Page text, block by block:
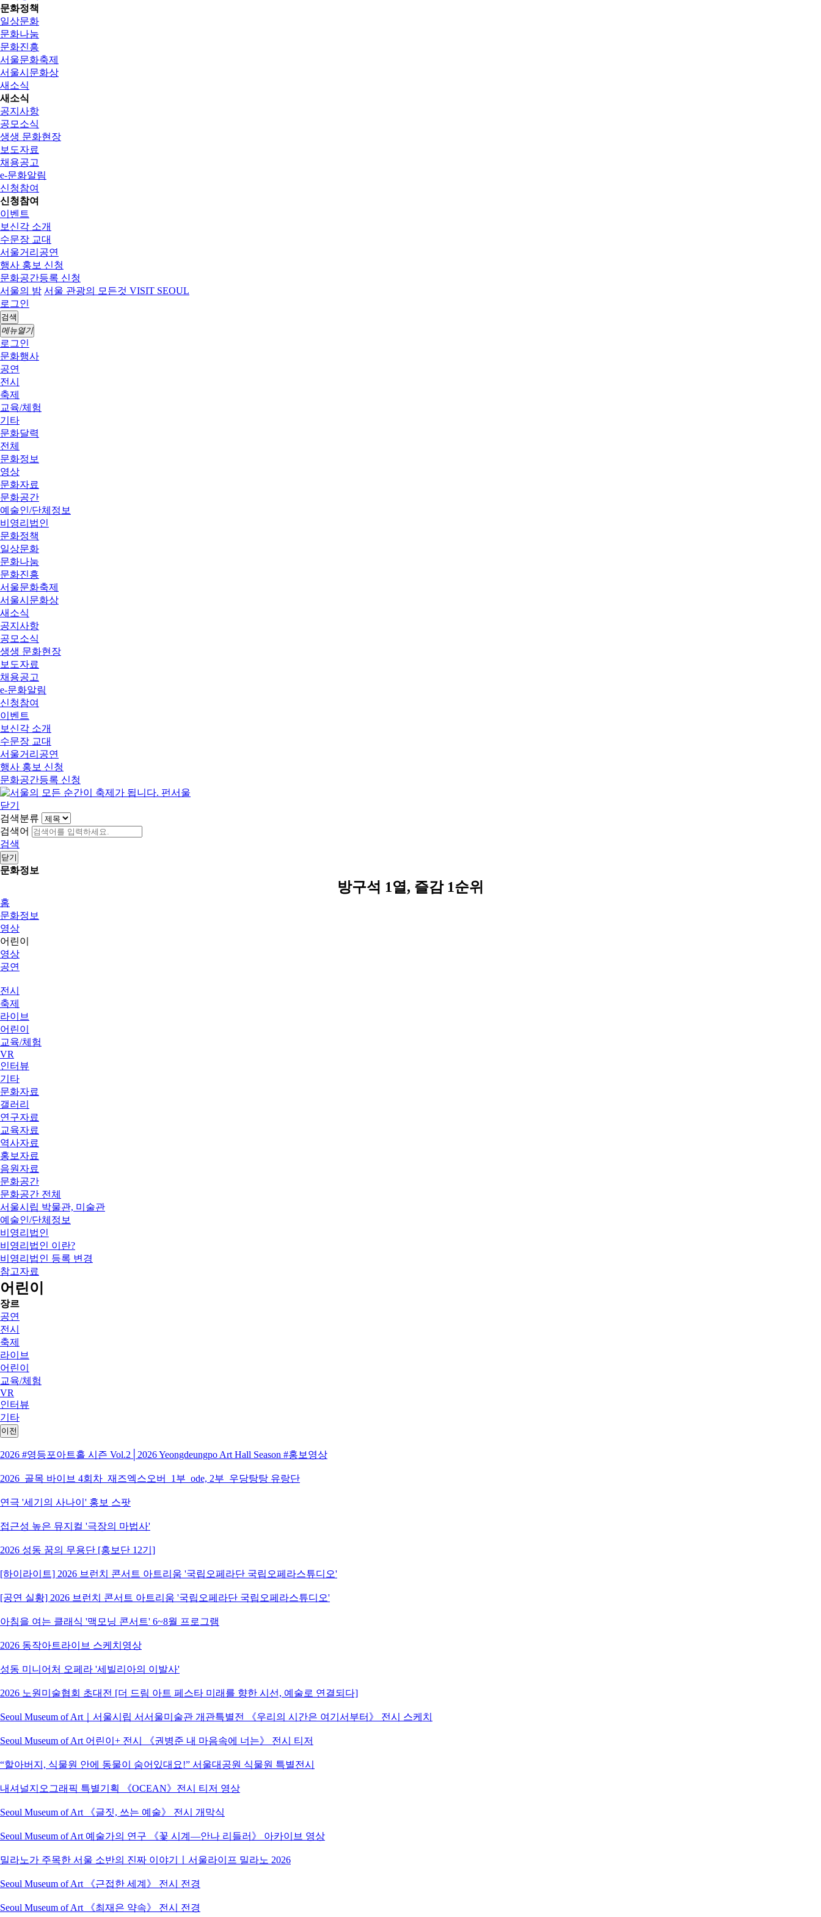
문화정책
일상문화
문화나눔
문화진흥
서울문화축제
서울시문화상
새소식
새소식
공지사항
공모소식
생생 문화현장
보도자료
채용공고
e-문화알림
신청참여
신청참여
이벤트
보신각 소개
수문장 교대
서울거리공연
행사 홍보 신청
문화공간등록 신청
서울의 밤 서울 관광의 모든것 VISIT SEOUL
로그인
검색
메뉴열기
로그인
문화행사
공연
전시
축제
교육/체험
기타
문화달력
전체
문화정보
영상
문화자료
문화공간
예술인/단체정보
비영리법인
문화정책
일상문화
문화나눔
문화진흥
서울문화축제
서울시문화상
새소식
공지사항
공모소식
생생 문화현장
보도자료
채용공고
e-문화알림
신청참여
이벤트
보신각 소개
수문장 교대
서울거리공연
행사 홍보 신청
문화공간등록 신청
닫기
검색분류
검색어
검색
닫기
문화정보
방구석 1열, 즐감 1순위
홈
문화정보
영상
어린이
영상
공연
전시
축제
라이브
어린이
교육/체험
VR
인터뷰
기타
문화자료
갤러리
연구자료
교육자료
역사자료
홍보자료
음원자료
문화공간
문화공간 전체
서울시립 박물관, 미술관
예술인/단체정보
비영리법인
비영리법인 이란?
비영리법인 등록 변경
참고자료
어린이
장르
공연
전시
축제
라이브
어린이
교육/체험
VR
인터뷰
기타
이전
2026 #영등포아트홀 시즌 Vol.2│2026 Yeongdeungpo Art Hall Season #홍보영상
2026_골목 바이브 4회차_재즈엑스오버_1부_ode, 2부_우당탕탕 유랑단
연극 '세기의 사나이' 홍보 스팟
접근성 높은 뮤지컬 '극장의 마법사'
2026 성동 꿈의 무용단 [홍보단 12기]
[하이라이트] 2026 브런치 콘서트 아트리움 '국립오페라단 국립오페라스튜디오'
[공연 실황] 2026 브런치 콘서트 아트리움 '국립오페라단 국립오페라스튜디오'
아침을 여는 클래식 '맥모닝 콘서트' 6~8월 프로그램
2026 동작아트라이브 스케치영상
성동 미니어처 오페라 '세빌리아의 이발사'
2026 노원미술협회 초대전 [더 드림 아트 페스타 미래를 향한 시선, 예술로 연결되다]
Seoul Museum of Art｜서울시립 서서울미술관 개관특별전 《우리의 시간은 여기서부터》 전시 스케치
Seoul Museum of Art 어린이+ 전시 《권병준 내 마음속에 너는》 전시 티저
“할아버지, 식물원 안에 동물이 숨어있대요!” 서울대공원 식물원 특별전시
내셔널지오그래픽 특별기획 《OCEAN》전시 티저 영상
Seoul Museum of Art 《글짓, 쓰는 예술》 전시 개막식
Seoul Museum of Art 예술가의 연구 《꽃 시계―안나 리들러》 아카이브 영상
밀라노가 주목한 서울 소반의 진짜 이야기ㅣ서울라이프 밀라노 2026
Seoul Museum of Art 《근접한 세계》 전시 전경
Seoul Museum of Art 《최재은 약속》 전시 전경